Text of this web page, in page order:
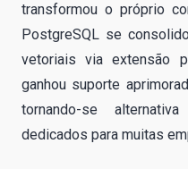
transformou o próprio
PostgreSQL se
vetoriais via extensão
ganhou suporte
tornando-se
dedicados para muitas